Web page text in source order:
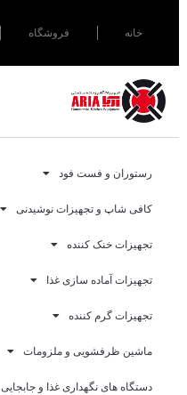
خانه فروشگاه
رستوران و فست فود
کافی شاپ و تجهیزات نوشیدنی
تجهیزات خنک کننده
تجهیزات آماده سازی غذا
تجهیزات گرم کننده
ماشین ظرفشویی و ملزومات
دستگاه های نگهداری غذا و جابجایی